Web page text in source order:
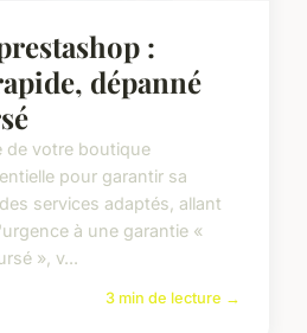
:
dépanné
de votre boutique
pour garantir sa
services adaptés, allant
à une garantie «
», v...
3 min de lecture →